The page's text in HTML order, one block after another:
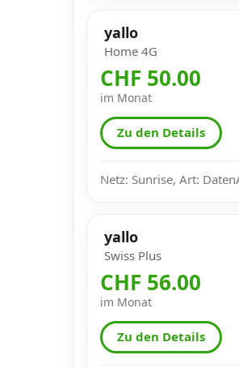
yallo
Home 4G
CHF 50.00
im Monat
Zu den Details
Netz: Sunrise, Art:
yallo
Swiss Plus
CHF 56.00
im Monat
Zu den Details